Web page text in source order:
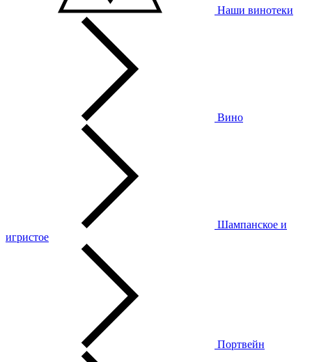
Наши винотеки
Вино
Шампанское и
игристое
Портвейн